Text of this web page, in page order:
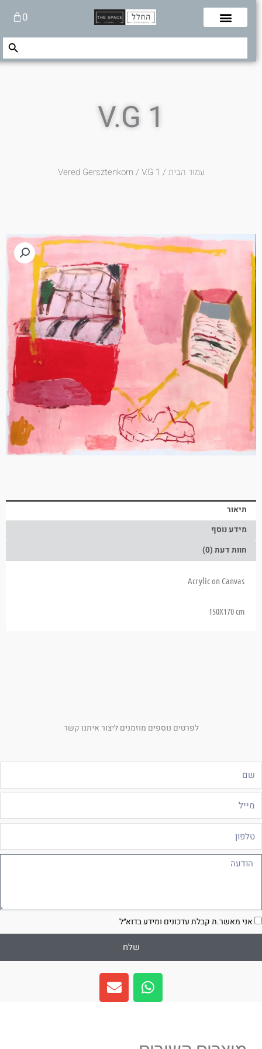
0עגלת
קניות
Search
Search Button
V.G 1
עמוד הבית/
Vered Gersztenkorn/ V.G 1
תיאור
מידע נוסף
חוות דעת (0)
Acrylic on Canvas
150X170 cm
לפרטים נוספים מוזמנים ליצור איתנו קשר
אני מאשר.ת קבלת עדכונים ומידע בדוא״ל
שלח
W
h
a
E
n
v